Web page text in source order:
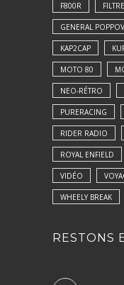
F800R
GENERAL POPPOV
KAP2CAP
MOTO 80
NEO-RÉTRO
PURERACING
RIDER RADIO
ROYAL ENFIELD
VIDÉO
WHEELY BREAK
RESTONS